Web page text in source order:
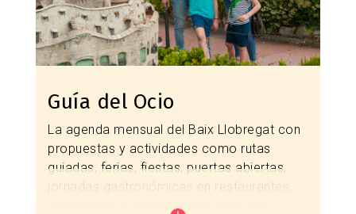
Guía del Ocio
La agenda mensual del Baix Llobregat con
propuestas y actividades como rutas
guiadas, ferias, fiestas, puertas abiertas,
jornadas gastronómicas en restaurantes,
descuentos y promociones para que